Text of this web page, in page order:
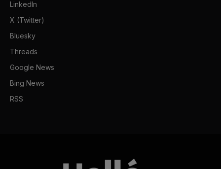
LinkedIn
X (Twitter)
Bluesky
Threads
Google News
Bing News
RSS